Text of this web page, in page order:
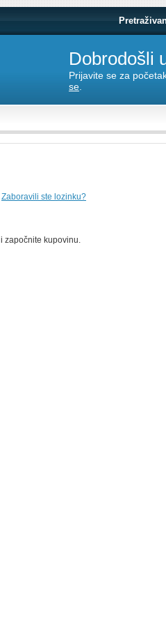
Dobrodošli
Prijavite se za
se
Zaboravili ste lozinku?
i započnite kupovinu.